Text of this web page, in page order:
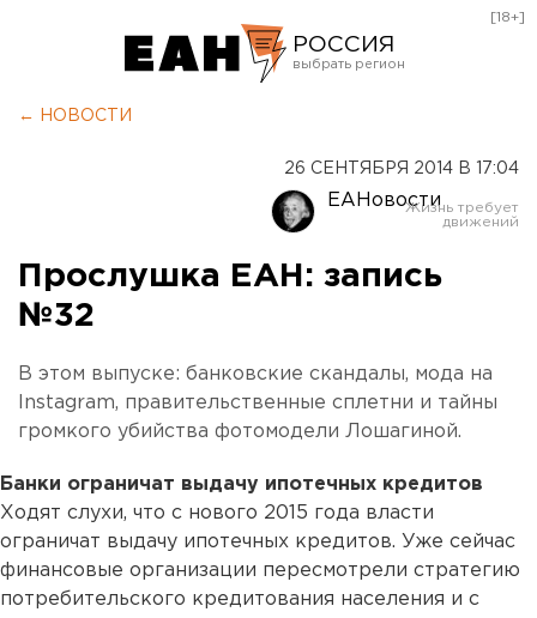
РОССИЯ
Оренбург
[18+]
← НОВОСТИ
26 СЕНТЯБРЯ 2014 В 17:04
ЕАНовости
Прослушка ЕАН: запись
№32
В этом выпуске: банковские скандалы, мода на
Instagram, правительственные сплетни и тайны
громкого убийства фотомодели Лошагиной.
Банки ограничат выдачу ипотечных кредитов
Ходят слухи, что с нового 2015 года власти
ограничат выдачу ипотечных кредитов. Уже сейчас
финансовые организации пересмотрели стратегию
потребительского кредитования населения и с